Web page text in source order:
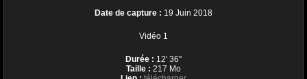
Date de capture : 19 Juin 2018
Vidéo 1
Durée : 12' 36''
Taille : 217 Mo